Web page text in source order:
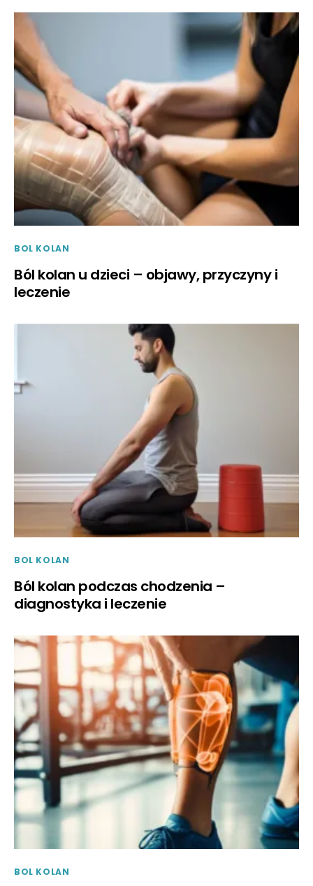
BOL KOLAN
Ból kolan u dzieci – objawy, przyczyny i
leczenie
BOL KOLAN
Ból kolan podczas chodzenia –
diagnostyka i leczenie
BOL KOLAN